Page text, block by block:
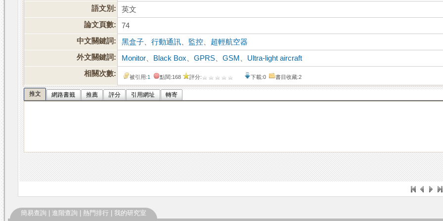
語文別:
英文
論文頁數:
74
中文關鍵詞:
黑盒子 、行動通訊 監控
超輕航空器
外文關鍵詞:
Monitor Black Box 、GPRS 、GSM
Ultra-light aircraft
相關次數:
被引用:1 點閱:168 評分: 下載:0 書目收藏:2
推文 網路書籤 推薦 評分 引用網址 轉寄
簡易查詢 進階查詢 熱門排行 我的研究室